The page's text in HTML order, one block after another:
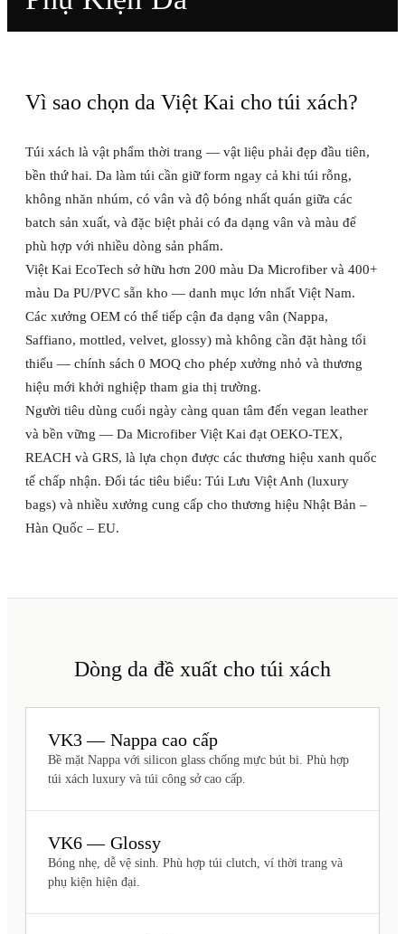
Anh và các thương hiệu xuất khẩu.
Vì sao chọn da Việt Kai cho túi xách?
Túi xách là vật phẩm thời trang — vật liệu phải đẹp đầu tiên,
bền thứ hai. Da làm túi cần giữ form ngay cả khi túi rỗng,
không nhăn nhúm, có vân và độ bóng nhất quán giữa các
batch sản xuất, và đặc biệt phải có đa dạng vân và màu để
phù hợp với nhiều dòng sản phẩm.
Việt Kai EcoTech sở hữu hơn 200 màu Da Microfiber và 400+
màu Da PU/PVC sẵn kho — danh mục lớn nhất Việt Nam.
Các xưởng OEM có thể tiếp cận đa dạng vân (Nappa,
Saffiano, mottled, velvet, glossy) mà không cần đặt hàng tối
thiểu — chính sách 0 MOQ cho phép xưởng nhỏ và thương
hiệu mới khởi nghiệp tham gia thị trường.
Người tiêu dùng cuối ngày càng quan tâm đến vegan leather
và bền vững — Da Microfiber Việt Kai đạt OEKO-TEX,
REACH và GRS, là lựa chọn được các thương hiệu xanh quốc
tế chấp nhận. Đối tác tiêu biểu: Túi Lưu Việt Anh (luxury
bags) và nhiều xưởng cung cấp cho thương hiệu Nhật Bản –
Hàn Quốc – EU.
Dòng da đề xuất cho túi xách
VK3 — Nappa cao cấp
Bề mặt Nappa với silicon glass chống mực bút bi. Phù hợp
túi xách luxury và túi công sở cao cấp.
VK6 — Glossy
Bóng nhẹ, dễ vệ sinh. Phù hợp túi clutch, ví thời trang và
phụ kiện hiện đại.